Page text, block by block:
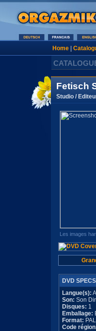
Home|
Fetisch
Studio /
Les images
DVD SPECS
Langue(s):
Son: Son
Disques: 1
Emballage:
Format:
Code